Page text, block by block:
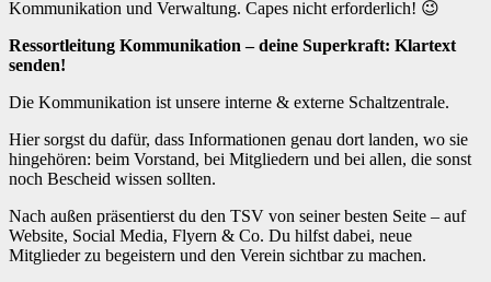
Kommunikation und Verwaltung. Capes nicht erforderlich! 😉
Ressortleitung Kommunikation – deine Superkraft: Klartext
senden!
Die Kommunikation ist unsere interne & externe Schaltzentrale.
Hier sorgst du dafür, dass Informationen genau dort landen, wo sie
hingehören: beim Vorstand, bei Mitgliedern und bei allen, die sonst
noch Bescheid wissen sollten.
Nach außen präsentierst du den TSV von seiner besten Seite – auf
Website, Social Media, Flyern & Co. Du hilfst dabei, neue
Mitglieder zu begeistern und den Verein sichtbar zu machen.